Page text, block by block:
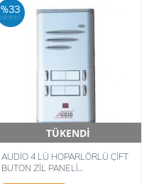
%33
iskonto
TÜKENDİ
Hızlı Teslimat
AUDİO 4 LÜ HOPARLÖRLÜ ÇİFT
BUTON ZİL PANELİ